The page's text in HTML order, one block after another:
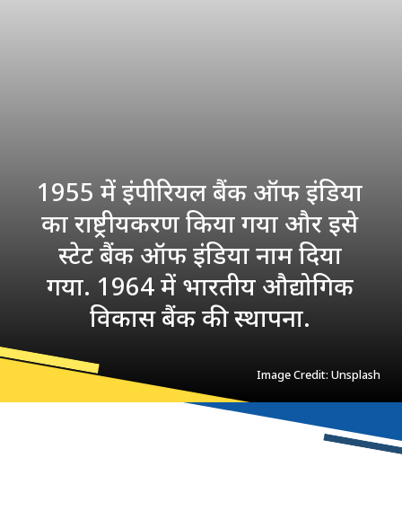
1955 में इंपीरियल बैंक ऑफ इंडिया
का राष्ट्रीयकरण किया गया और इसे
स्टेट बैंक ऑफ इंडिया नाम दिया
गया. 1964 में भारतीय औद्योगिक
विकास बैंक की स्थापना.
Image Credit: Unsplash